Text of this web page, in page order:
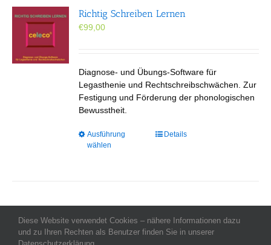
Richtig Schreiben Lernen
€99,00
Diagnose- und Übungs-Software für
Legasthenie und Rechtschreibschwächen. Zur
Festigung und Förderung der phonologischen
Bewusstheit.
Ausführung
wählen
Dieses
Optionen
können
Details
Allgemeine Geschäftsbedingungen -Impressum-Datenschutz-
Kontakt- Copyright celeco®
Diese Website verwendet Cookies – nähere Informationen dazu
und zu Ihren Rechten als Benutzer finden Sie in unserer